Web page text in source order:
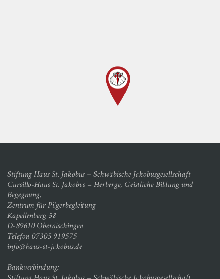
Stiftung Haus St. Jakobus – Schwäbische Jakobusgesellschaft
Cursillo-Haus St. Jakobus – Herberge, Geistliche Bildung und
Begegnung,
Zentrum für Pilgerbegleitung
Kapellenberg 58
D-89610 Oberdischingen
Telefon 07305 919575
info@haus-st-jakobus.de
Bankverbindung: